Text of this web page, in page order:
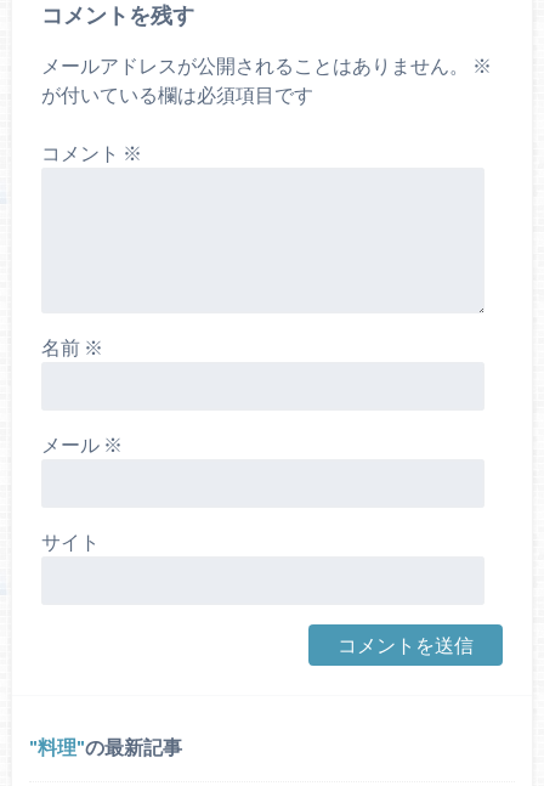
コメントを残す
メールアドレスが公開されることはありません。
※
が付いている欄は必須項目です
コメント ※
名前 ※
メール ※
サイト
料理 の最新記事